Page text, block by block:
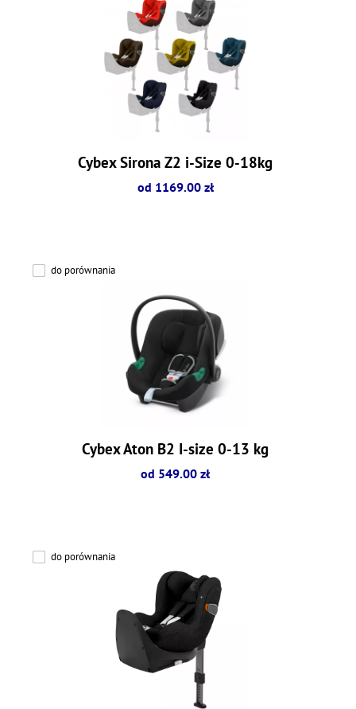
Cybex Sirona Z2 i-Size 0-18kg
od 1169.00 zł
do porównania
Cybex Aton B2 I-size 0-13 kg
od 549.00 zł
do porównania